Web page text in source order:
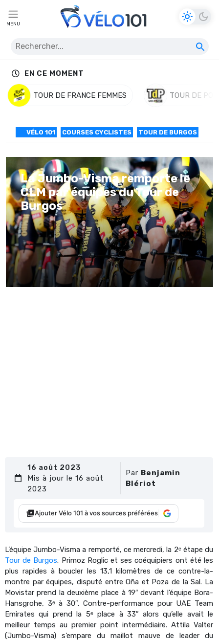
MENU
EN CE MOMENT
TOUR DE FRANCE FEMMES TOUR DE
VÉLO 101 COURSES CYCLISTES TOUR DE BURGOS
La Jumbo-Visma remporte le
CLM par équipes du Tour de
Burgos
16 août 2023
Mis à jour le 16 août
2023
Par Benjamin
Blériot
Ajouter Vélo 101 à vos sources préférées
L’équipe Jumbo-Visma a remporté, ce mercredi, la 2ᵉ étape du
Tour de Burgos. Primoz Roglic et ses coéquipiers ont été les
plus rapides à boucler les 13,1 kilomètres de ce contre-la-
montre par équipes, disputé entreOña et Poza de la Sal. La
Movistar prend la deuxième place à 19″ devant l’équipe Bora-
Hansgrohe, 3ᵉ à 30″. Contre-performance pour UAE Team
Emirates qui prend la 5ᵉ place à 33″ alors qu’elle avait le
meilleur temps au premier point intermédiaire. Attila Valter
(Jumbo-Visma) s’empare du maillot mauve de leader du